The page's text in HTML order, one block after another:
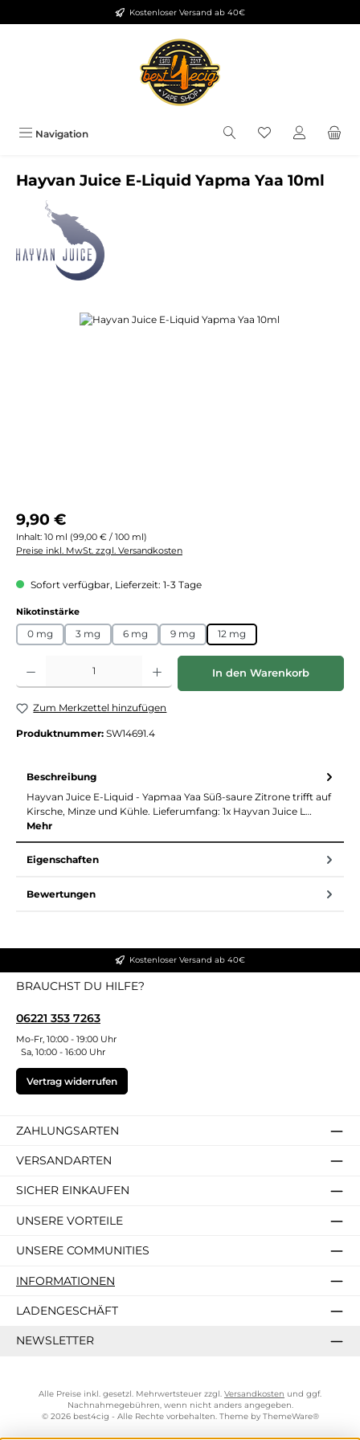
Zum Hauptinhalt springenKostenloser Versand ab 40€
Navigation Du hast 0
Hayvan Juice E-Liquid Yapma Yaa 10ml
Bildergalerie überspringen
Regulärer Preis:
9,90 €
Inhalt: 10 ml (99,00 € / 100 ml)
Preise inkl. MwSt. zzgl. Versandkosten
Sofort verfügbar, Lieferzeit: 1-3 Tage
Nikotinstärkeauswählen
0 mg 3 mg 6 mg 9 mg 12 mg
Produkt Anzahl: Gib den gewünschten Wert ein oder benutze die
In den Warenkorb
Zum Merkzettel hinzufügen
Produktnummer: SW14691.4
Beschreibung
Hayvan Juice E-Liquid - Yapmaa Yaa Süß-saure Zitrone trifft auf
Kirsche, Minze und Kühle. Lieferumfang: 1x Hayvan Juice L…
Mehr
Eigenschaften
Bewertungen
Kostenloser Versand ab 40€
BRAUCHST DU HILFE?
06221 353 7263
Mo-Fr, 10:00 - 19:00 Uhr
Sa, 10:00 - 16:00 Uhr
Vertrag widerrufen
ZAHLUNGSARTEN
VERSANDARTEN
SICHER EINKAUFEN
UNSERE VORTEILE
UNSERE COMMUNITIES
INFORMATIONEN
LADENGESCHÄFT
NEWSLETTER
Alle Preise inkl. gesetzl. Mehrwertsteuer zzgl. Versandkosten und ggf.
Nachnahmegebühren, wenn nicht anders angegeben.
© 2026 best4cig - Alle Rechte vorbehalten. Theme by ThemeWare®